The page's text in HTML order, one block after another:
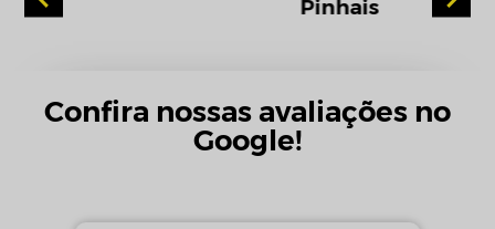
Pinhais
Confira nossas avaliações no
Google!